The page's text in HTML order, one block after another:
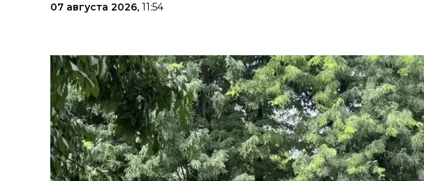
07 августа 2026, 11:54